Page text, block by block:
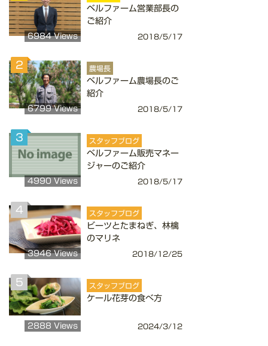
ベルファーム営業部長の
ご紹介
6984 Views 2018/5/17
2 農場長
ベルファーム農場長のご
紹介
6799 Views 2018/5/17
3 スタッフブログ
ベルファーム販売マネー
ジャーのご紹介
4990 Views 2018/5/17
4 スタッフブログ
ビーツとたまねぎ、林檎
のマリネ
3946 Views 2018/12/25
5 スタッフブログ
ケール花芽の食べ方
2888 Views 2024/3/12